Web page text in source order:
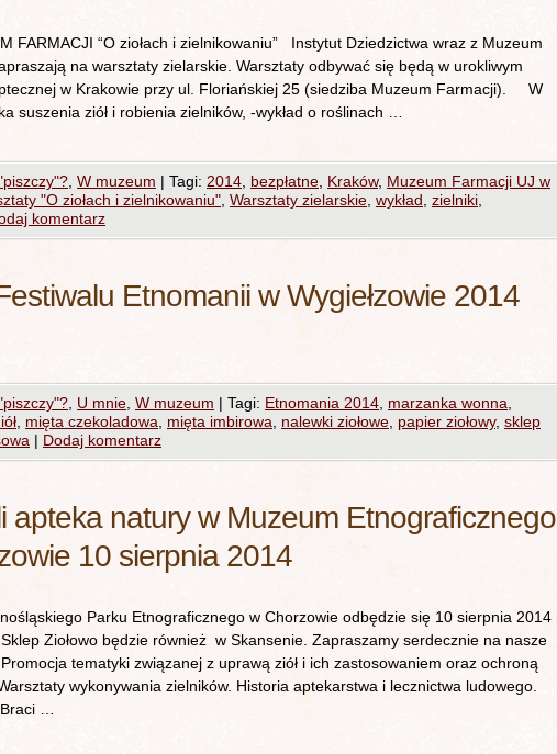
FARMACJI “O ziołach i zielnikowaniu” Instytut Dziedzictwa wraz z Muzeum
na warsztaty zielarskie. Warsztaty odbywać się będą w urokliwym
w Krakowie przy ul. Floriańskiej 25 (siedziba Muzeum Farmacji). W
suszenia ziół i robienia zielników, -wykład o roślinach …
W muzeum | Tagi: 2014 bezpłatne Kraków, Muzeum Farmacji UJ w
"O ziołach i zielnikowaniu" Warsztaty zielarskie wykład zielniki
komentarz
Etnomanii w Wygiełzowie 2014
U mnie W muzeum | Tagi: Etnomania 2014 marzanka wonna
mięta czekoladowa mięta imbirowa nalewki ziołowe papier ziołowy, sklep
| Dodaj komentarz
apteka natury w Muzeum Etnograficznego
10 sierpnia 2014
Parku Etnograficznego w Chorzowie odbędzie się 10 sierpnia 2014
Ziołowo będzie również w Skansenie. Zapraszamy serdecznie na nasze
tematyki związanej z uprawą ziół i ich zastosowaniem oraz ochroną
wykonywania zielników. Historia aptekarstwa i lecznictwa ludowego.
…